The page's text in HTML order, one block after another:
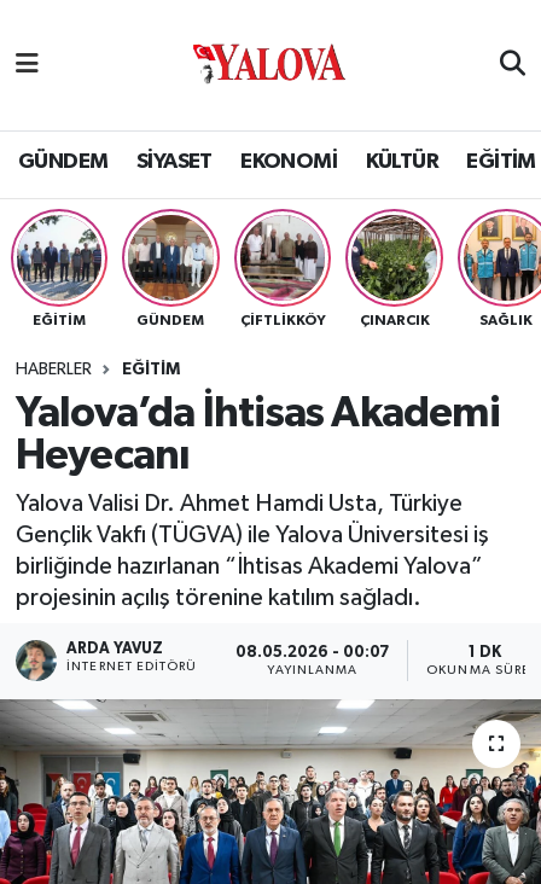
GÜNDEM SİYASET EKONOMİ KÜLTÜR EĞİTİM
EĞİTİM GÜNDEM ÇİFTLİKKÖY ÇINARCIK SAĞLIK
HABERLER EĞİTİM
Yalova’da İhtisas Akademi
Heyecanı
Yalova Valisi Dr. Ahmet Hamdi Usta, Türkiye
Gençlik Vakfı (TÜGVA) ile Yalova Üniversitesi iş
birliğinde hazırlanan “İhtisas Akademi Yalova”
projesinin açılış törenine katılım sağladı.
ARDA YAVUZ
İNTERNET EDITÖRÜ
08.05.2026 - 00:07
YAYINLANMA
1 DK
OKUNMA
SİYASET
EKONOMİ
KÜLTÜR
BİLİM VE TEKNOLOJİ
ASAYİŞ
SAĞLIK
SPOR
ULUSAL
İLÇELERİMİZ
RESMİ İLAN
Yalova Nöbetçi Eczaneler
Yalova Hava Durumu
Yalova Namaz Vakitleri
Yalova Trafik Yoğunluk Haritası
Tüm Manşetler
Son Dakika Haberleri
Haber Arşivi